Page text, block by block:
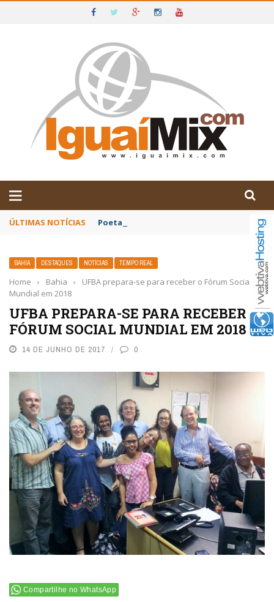
IGUAÍ E SUDOESTE DA BAHIA
ÚLTIMAS NOTÍCIAS Poetas baianos representam o Brasil no
BAHIA DESTAQUES NOTÍCIAS TEMPO REAL
Home › Bahia ›
UFBA prepara-se para receber o Fórum Social
Mundial em 2018
UFBA PREPARA-SE PARA RECEBER O
FÓRUM SOCIAL MUNDIAL EM 2018
14 DE JUNHO DE 2017 0
Compartilhe no WhatsApp